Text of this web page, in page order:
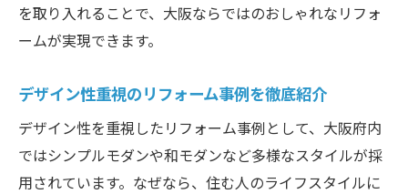
を取り入れることで、大阪ならではのおしゃれなリフォ
ームが実現できます。
デザイン性重視のリフォーム事例を徹底紹介
デザイン性を重視したリフォーム事例として、大阪府内
ではシンプルモダンや和モダンなど多様なスタイルが採
用されています。なぜなら、住む人のライフスタイルに